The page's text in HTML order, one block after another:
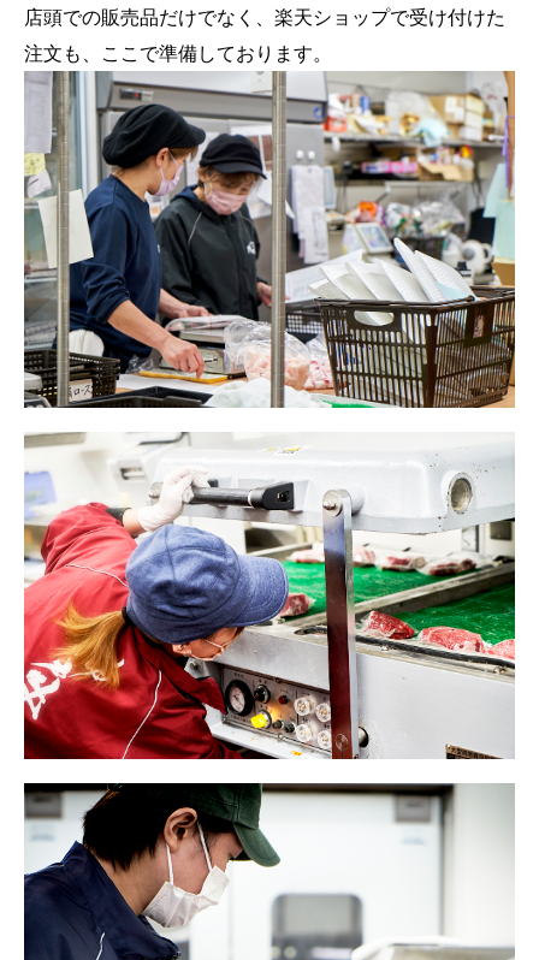
店頭での販売品だけでなく、楽天ショップで受け付けた
注文も、ここで準備しております。